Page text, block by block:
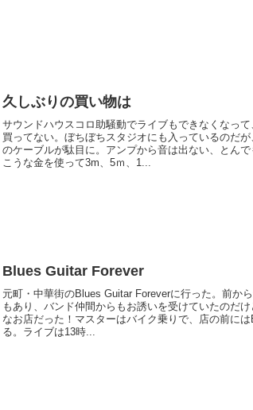
久しぶりの買い物は
サウンドハウスコロ助騒動でライブもできなくなって
買ってない。ぼちぼちスタジオにも入っているのだ
のケーブルが駄目に。アンプから音は出ない、とん
こうな金を使って3m、5ｍ、1...
Blues Guitar Forever
元町・中華街のBlues Guitar Foreverに行った。前か
もあり、バンド仲間からもお誘いを受けていたのだ
なお店だった！マスターはバイク乗りで、店の前に
る。ライブは13時...